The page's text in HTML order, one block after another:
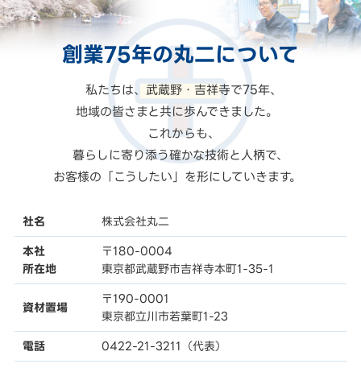
創業75年の丸二について
私たちは、武蔵野・吉祥寺で75年、
地域の皆さまと共に歩んできました。
これからも、
暮らしに寄り添う確かな技術と人柄で、
お客様の「こうしたい」を形にしていきます。
社名 株式会社丸二
本社
所在地
〒180-0004
東京都武蔵野市吉祥寺本町1-35-1
資材置場
〒190-0001
東京都立川市若葉町1-23
電話 0422-21-3211（代表）